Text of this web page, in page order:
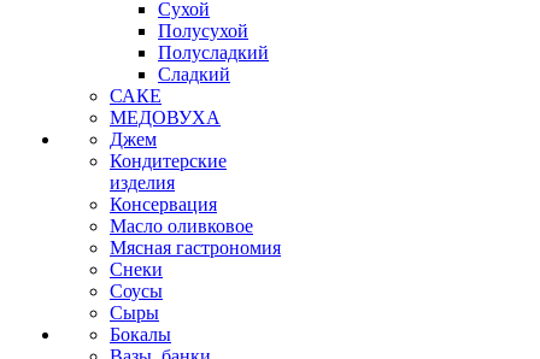
Сухой
Полусухой
Полусладкий
Сладкий
САКЕ
МЕДОВУХА
Джем
Кондитерские
изделия
Консервация
Масло оливковое
Мясная гастрономия
Снеки
Соусы
Сыры
Бокалы